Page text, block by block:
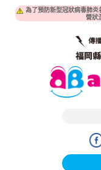
為了預防新型冠狀病毒肺炎
營狀